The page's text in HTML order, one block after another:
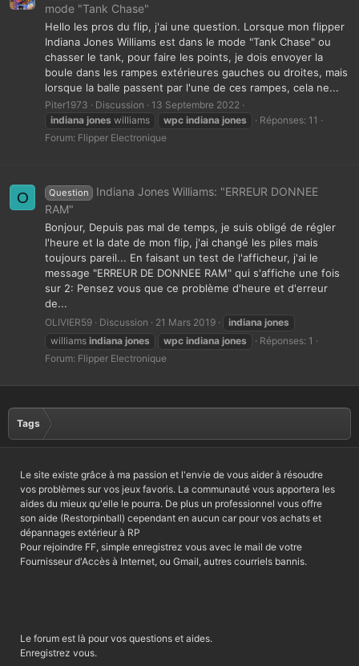
mode "Tank Chase"
Hello les pros du flip, j'ai une question. Lorsque mon flipper
Indiana Jones Williams est dans le mode "Tank Chase" ou
chasser le tank, pour faire les points, je dois envoyer la
boule dans les rampes extérieures gauches ou droites, mais
lorsque la balle passent par l'une de ces rampes, cela ne...
Piter1973 Discussion
13 Septembre 2022
indiana jones williams wpc indiana jones
Réponses: 11
Forum: Flipper Electronique
O Question
Indiana Jones Williams: "ERREUR DONNEE
RAM"
Bonjour, Depuis pas mal de temps, je suis obligé de régler
l'heure et la date de mon flip, j'ai changé les piles mais
toujours pareil... En faisant un test de l'afficheur, j'ai le
message "ERREUR DE DONNEE RAM" qui s'affiche une fois
sur 2: Pensez vous que ce problème d'heure et d'erreur
de...
OLIVIER59 Discussion 21 Mars 2019 indiana jones
williams indiana jones wpc indiana jones
Réponses: 1
Forum: Flipper Electronique
Tags
Le site existe grâce à ma passion et l'envie de vous aider à résoudre
vos problèmes sur vos jeux favoris. La communauté vous apportera les
aides du mieux qu'elle le pourra. De plus un professionnel vous offre
son aide (Restorpinball) cependant en aucun car pour vos achats et
dépannages extérieur à RP
Pour rejoindre FF, simple enregistrez vous avec le mail de votre
Fournisseur d'Accès à Internet, ou Gmail, autres courriels bannis.
Le forum est là pour vos questions et aides.
Enregistrez vous.